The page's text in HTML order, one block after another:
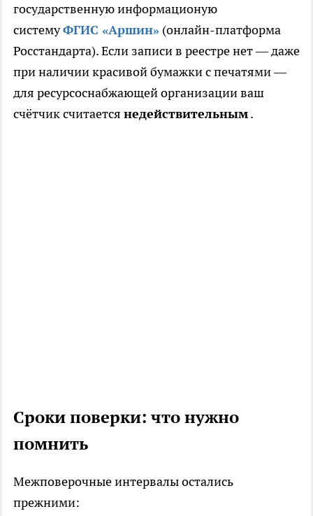
государственную информационую
системуФГИС «Аршин» (онлайн-платформа
Росстандарта). Если записи в реестре нет — даже
при наличии красивой бумажки с печатями —
для ресурсоснабжающей организации ваш
счётчик считается недействительным.
Сроки поверки: что нужно
помнить
Межповерочные интервалы остались
прежними: